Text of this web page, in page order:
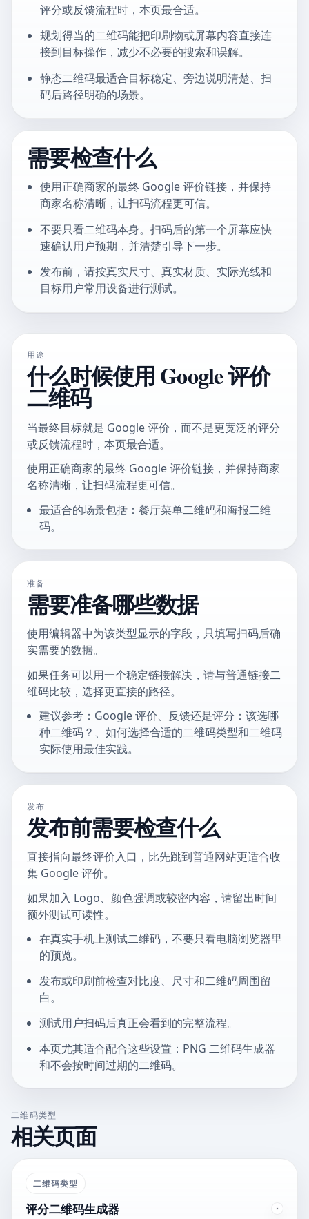
评分或反馈流程时，本页最合适。
规划得当的二维码能把印刷物或屏幕内容直接连
接到目标操作，减少不必要的搜索和误解。
静态二维码最适合目标稳定、旁边说明清楚、扫
码后路径明确的场景。
需要检查什么
使用正确商家的最终 Google 评价链接，并保持
商家名称清晰，让扫码流程更可信。
不要只看二维码本身。扫码后的第一个屏幕应快
速确认用户预期，并清楚引导下一步。
发布前，请按真实尺寸、真实材质、实际光线和
目标用户常用设备进行测试。
用途
什么时候使用 Google 评价
二维码
当最终目标就是 Google 评价，而不是更宽泛的评分
或反馈流程时，本页最合适。
使用正确商家的最终 Google 评价链接，并保持商家
名称清晰，让扫码流程更可信。
最适合的场景包括：餐厅菜单二维码和海报二维
码。
准备
需要准备哪些数据
使用编辑器中为该类型显示的字段，只填写扫码后确
实需要的数据。
如果任务可以用一个稳定链接解决，请与普通链接二
维码比较，选择更直接的路径。
建议参考：Google 评价、反馈还是评分：该选哪
种二维码？、如何选择合适的二维码类型和二维码
实际使用最佳实践。
发布
发布前需要检查什么
直接指向最终评价入口，比先跳到普通网站更适合收
集 Google 评价。
如果加入 Logo、颜色强调或较密内容，请留出时间
额外测试可读性。
在真实手机上测试二维码，不要只看电脑浏览器里
的预览。
发布或印刷前检查对比度、尺寸和二维码周围留
白。
测试用户扫码后真正会看到的完整流程。
本页尤其适合配合这些设置：PNG 二维码生成器
和不会按时间过期的二维码。
二维码类型
相关页面
二维码类型
评分二维码生成器